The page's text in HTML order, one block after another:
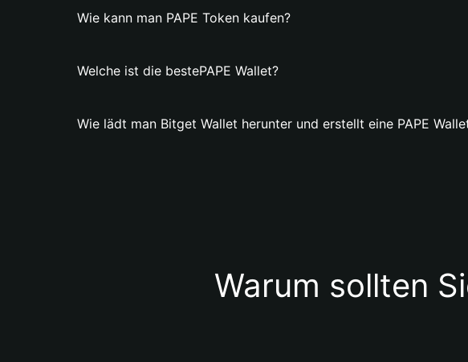
Wie kann man PAPE Token kaufen?
Welche ist die bestePAPE Wallet?
Wie lädt man Bitget Wallet herunter und erstellt eine PAPE
Warum sollten